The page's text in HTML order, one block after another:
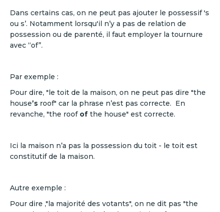
Dans certains cas, on ne peut pas ajouter le possessif 's
ou s’. Notamment lorsqu'il n’y a pas de relation de
possession ou de parenté, il faut employer la tournure
avec “of”.
Par exemple :
Pour dire, "le toit de la maison, on ne peut pas dire "the
house’s roof" car la phrase n’est pas correcte. En
revanche, "the roof of the house" est correcte.
Ici la maison n’a pas la possession du toit - le toit est
constitutif de la maison.
Autre exemple :
Pour dire ,"la majorité des votants", on ne dit pas "the